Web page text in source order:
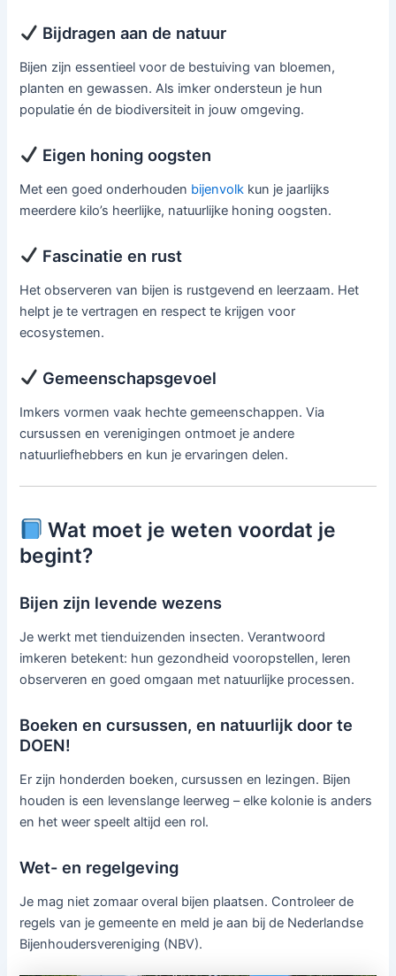
Bijdragen aan de natuur
Bijen zijn essentieel voor de bestuiving van bloemen,
planten en gewassen. Als imker ondersteun je hun
populatie én de biodiversiteit in jouw omgeving.
Eigen honing oogsten
Met een goed onderhouden bijenvolk kun je jaarlijks
meerdere kilo’s heerlijke, natuurlijke honing oogsten.
Fascinatie en rust
Het observeren van bijen is rustgevend en leerzaam. Het
helpt je te vertragen en respect te krijgen voor
ecosystemen.
Gemeenschapsgevoel
Imkers vormen vaak hechte gemeenschappen. Via
cursussen en verenigingen ontmoet je andere
natuurliefhebbers en kun je ervaringen delen.
Wat moet je weten voordat je
begint?
Bijen zijn levende wezens
Je werkt met tienduizenden insecten. Verantwoord
imkeren betekent: hun gezondheid vooropstellen, leren
observeren en goed omgaan met natuurlijke processen.
Boeken en cursussen, en natuurlijk door te
DOEN!
Er zijn honderden boeken, cursussen en lezingen. Bijen
houden is een levenslange leerweg – elke kolonie is anders
en het weer speelt altijd een rol.
Wet- en regelgeving
Je mag niet zomaar overal bijen plaatsen. Controleer de
regels van je gemeente en meld je aan bij de Nederlandse
Bijenhoudersvereniging (NBV).